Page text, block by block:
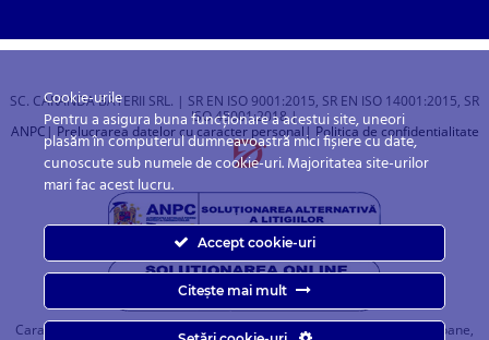
SC. CARANDA BATERII SRL. | SR EN ISO 9001:2015, SR EN ISO 14001:2015, SR
ISO 45001:2018 |
ANPC | Prelucrarea datelor cu caracter personal| Politica de confidentialitate
Caranda.ro este un magazin online cu baterii pentru automobile, camioane,
Cookie-urile
Pentru a asigura buna funcționare a acestui site, uneori
plasăm în computerul dumneavoastră mici fișiere cu date,
cunoscute sub numele de cookie-uri. Majoritatea site-urilor
mari fac acest lucru.
Accept cookie-uri
Citește mai mult